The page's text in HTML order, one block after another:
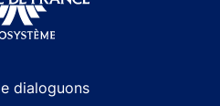
dialoguons